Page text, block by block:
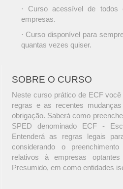
· Curso acessível de todos
empresas.
· Curso disponível para
quantas vezes quiser.
SOBRE O CURSO
Neste curso prático de ECF
regras e as recentes
obrigação. Saberá como
SPED denominado ECF -
Entenderá as regras legais
considerando o
relativos à empresas
Presumido, em como entidades